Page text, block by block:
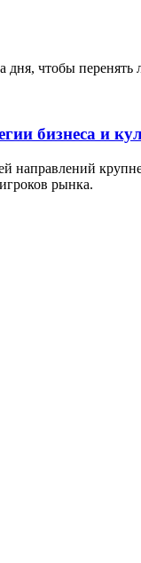
чтобы
бизнеса и
направлений
рынка.